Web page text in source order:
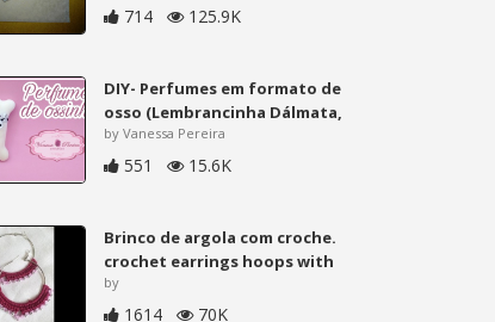
714 125.9K
DIY- Perfumes em formato de
osso (Lembrancinha Dálmata,
by Vanessa Pereira
551 15.6K
Brinco de argola com croche.
crochet earrings hoops with
by
1614 70K